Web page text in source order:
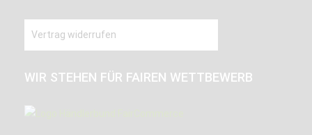
Vertrag widerrufen
WIR STEHEN FÜR FAIREN WETTBEWERB